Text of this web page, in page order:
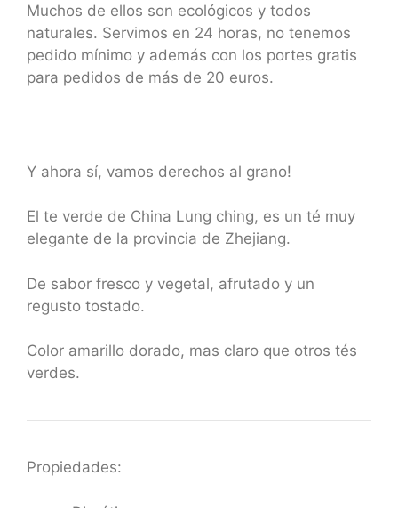
Muchos de ellos son ecológicos y todos
naturales. Servimos en 24 horas, no tenemos
pedido mínimo y además con los portes gratis
para pedidos de más de 20 euros.
Y ahora sí, vamos derechos al grano!
El te verde de China Lung ching, es un té muy
elegante de la provincia de Zhejiang.
De sabor fresco y vegetal, afrutado y un
regusto tostado.
Color amarillo dorado, mas claro que otros tés
verdes.
Propiedades: